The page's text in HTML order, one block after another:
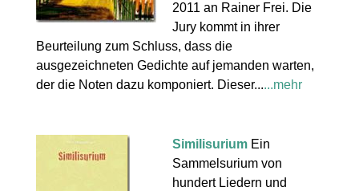
2011 an Rainer Frei. Die
Jury kommt in ihrer
Beurteilung zum Schluss, dass die
ausgezeichneten Gedichte auf jemanden warten,
der die Noten dazu komponiert. Dieser......mehr
Similisurium Ein
Sammelsurium von
hundert Liedern und